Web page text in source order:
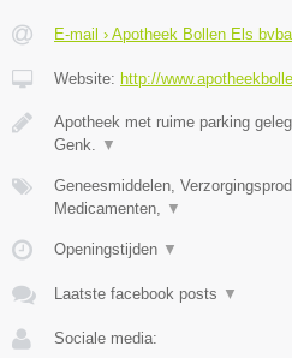
E-mail › Apotheek Bollen Els bvba
Website: http://
Apotheek met ruime parking
Genk.
▼
Geneesmiddelen,
Medicamenten,
▼
Openingstijden ▼
Laatste facebook posts ▼
Sociale media: